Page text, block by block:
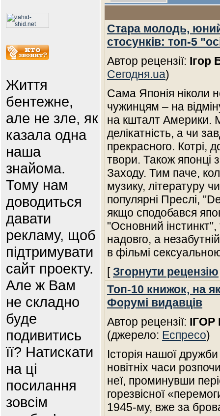
Життя
бентежне,
але не зле, як
казала одна
наша
знайома.
Тому нам
доводиться
давати
рекламу, щоб
підтримувати
сайт проекту.
Але ж Вам
не складно
буде
подивитись
її? Натискати
на ці
посилання
зовсім
Стара молодь,
стосунків: топ-5
Автор рецензії: Ігор
Сегодня.ua)
Сама Японія ніколи
чужинцям – на
на кшталт Америки.
делікатність, а чи
прекрасного. Котрі,
твори. Також японці
Заходу. Тим паче,
музику, літературу
популярні Преслі,
якщо сподобався
"Основний інстинкт",
надовго, а
в фільмі
[Згорнути рецензію
Топ-10 книжок, на
Форумі видавців
Автор рецензії:
(джерело: Еспресо)
Історія нашої
новітніх часи
неї, проминувши
горезвісної
1945-му, вже за